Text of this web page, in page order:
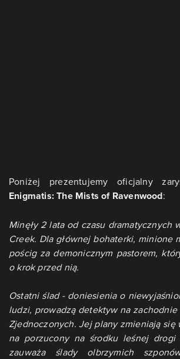
Poniżej prezentujemy oficjalny
Enigmatis: The Mists of Ravenwood:
Minęły 2 lata od czasu dramatycznych
Creek. Dla głównej bohaterki, minione
pościg za demonicznym pastorem,
o krok przed nią.
Ostatni ślad - doniesienia o
ludzi, prowadzą detektyw na
Zjednoczonych. Jej plany zmieniają
na porzucony na środku leśnej drogi
zauważa ślady olbrzymich